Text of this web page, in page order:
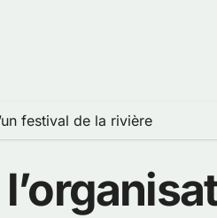
festival de la rivière